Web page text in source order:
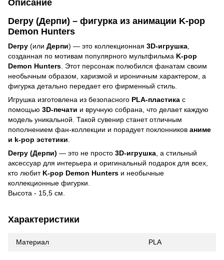
Описание
Derpy (Дерпи) – фигурка из анимации K-pop
Demon Hunters
Derpy (или Дерпи) — это коллекционная 3D-игрушка,
созданная по мотивам популярного мультфильма K-pop
Demon Hunters. Этот персонаж полюбился фанатам своим
необычным образом, харизмой и ироничным характером, а
фигурка детально передает его фирменный стиль.
Игрушка изготовлена из безопасного PLA-пластика с
помощью 3D-печати и вручную собрана, что делает каждую
модель уникальной. Такой сувенир станет отличным
пополнением фан-коллекции и порадует поклонников аниме
и k-pop эстетики.
Derpy (Дерпи) — это не просто 3D-игрушка, а стильный
аксессуар для интерьера и оригинальный подарок для всех,
кто любит K-pop Demon Hunters и необычные
коллекционные фигурки.
Высота - 15,5 см.
Характеристики
Материал PLA